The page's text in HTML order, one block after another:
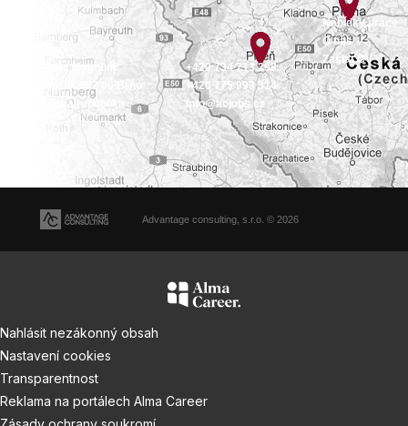
Palác Magnum
Orlí 36, 602 00 Brno
Česká republika
+420 734 713 298
+420 775 993 314
info@acjobs.cz
Nabídky práce
O nás
Zaslat CV
Advantage consulting, s.r.o. © 2026
Nahlásit nezákonný obsah
Nastavení cookies
Transparentnost
Reklama na portálech Alma Career